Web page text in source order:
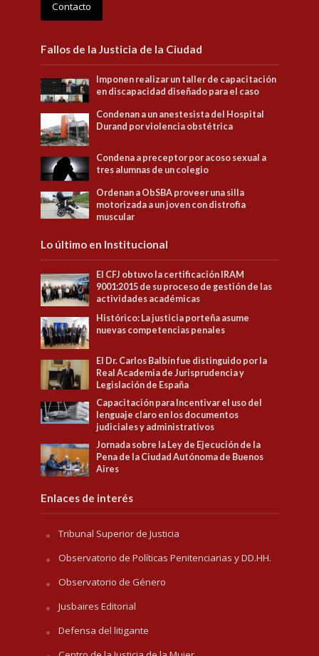
Contacto
Fallos de la Justicia de la Ciudad
Imponen realizar un taller de capacitación
en discapacidad diseñado para el caso
Condenan a un anestesista del Hospital
Durand por violencia obstétrica
Condena a preceptor por acoso sexual a
tres alumnas de un colegio
Ordenan a ObSBA proveer una silla
motorizada a un joven con distrofia
muscular
Lo último en Institucional
El CFJ obtuvo la certificación IRAM
9001:2015 de su proceso de gestión de las
actividades académicas
Histórico: La justicia porteña asume
nuevas competencias penales
El Dr. Carlos Balbín fue distinguido por la
Real Academia de Jurisprudencia y
Legislación de España
Capacitación para Incentivar el uso del
lenguaje claro en los documentos
judiciales y administrativos
Jornada sobre la Ley de Ejecución de la
Pena de la Ciudad Autónoma de Buenos
Aires
Enlaces de interés
Tribunal Superior de Justicia
Observatorio de Políticas Penitenciarias y DD.HH.
Observatorio de Género
Jusbaires Editorial
Defensa del litigante